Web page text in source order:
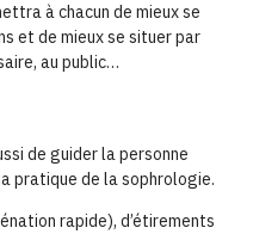
à chacun de mieux se
et de mieux se situer par
au public…
de guider la personne
pratique de la sophrologie.
rapide), d’étirements